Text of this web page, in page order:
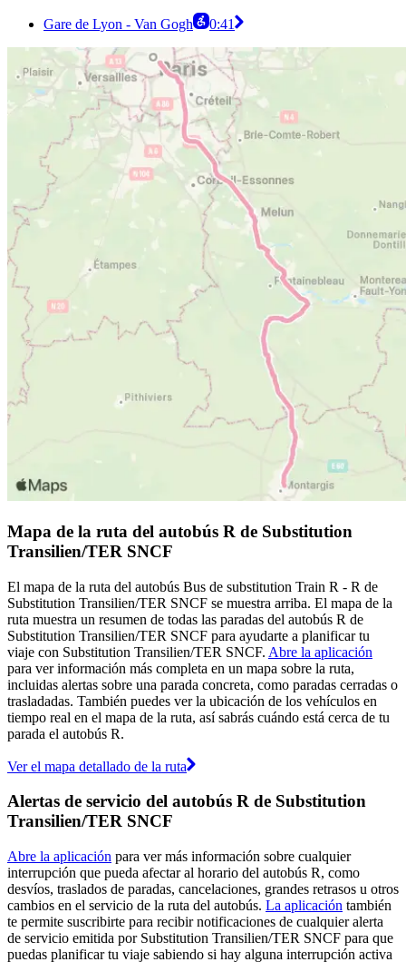
Gare de Lyon - Van Gogh 0:41
Mapa de la ruta del autobús R de Substitution
Transilien/TER SNCF
El mapa de la ruta del autobús Bus de substitution Train R - R de
Substitution Transilien/TER SNCF se muestra arriba. El mapa de la
ruta muestra un resumen de todas las paradas del autobús R de
Substitution Transilien/TER SNCF para ayudarte a planificar tu
viaje con Substitution Transilien/TER SNCF. Abre la aplicación
para ver información más completa en un mapa sobre la ruta,
incluidas alertas sobre una parada concreta, como paradas cerradas o
trasladadas. También puedes ver la ubicación de los vehículos en
tiempo real en el mapa de la ruta, así sabrás cuándo está cerca de tu
parada el autobús R.
Ver el mapa detallado de la ruta
Alertas de servicio del autobús R de Substitution
Transilien/TER SNCF
Abre la aplicación para ver más información sobre cualquier
interrupción que pueda afectar al horario del autobús R, como
desvíos, traslados de paradas, cancelaciones, grandes retrasos u otros
cambios en el servicio de la ruta del autobús. La aplicación también
te permite suscribirte para recibir notificaciones de cualquier alerta
de servicio emitida por Substitution Transilien/TER SNCF para que
puedas planificar tu viaje sabiendo si hay alguna interrupción activa